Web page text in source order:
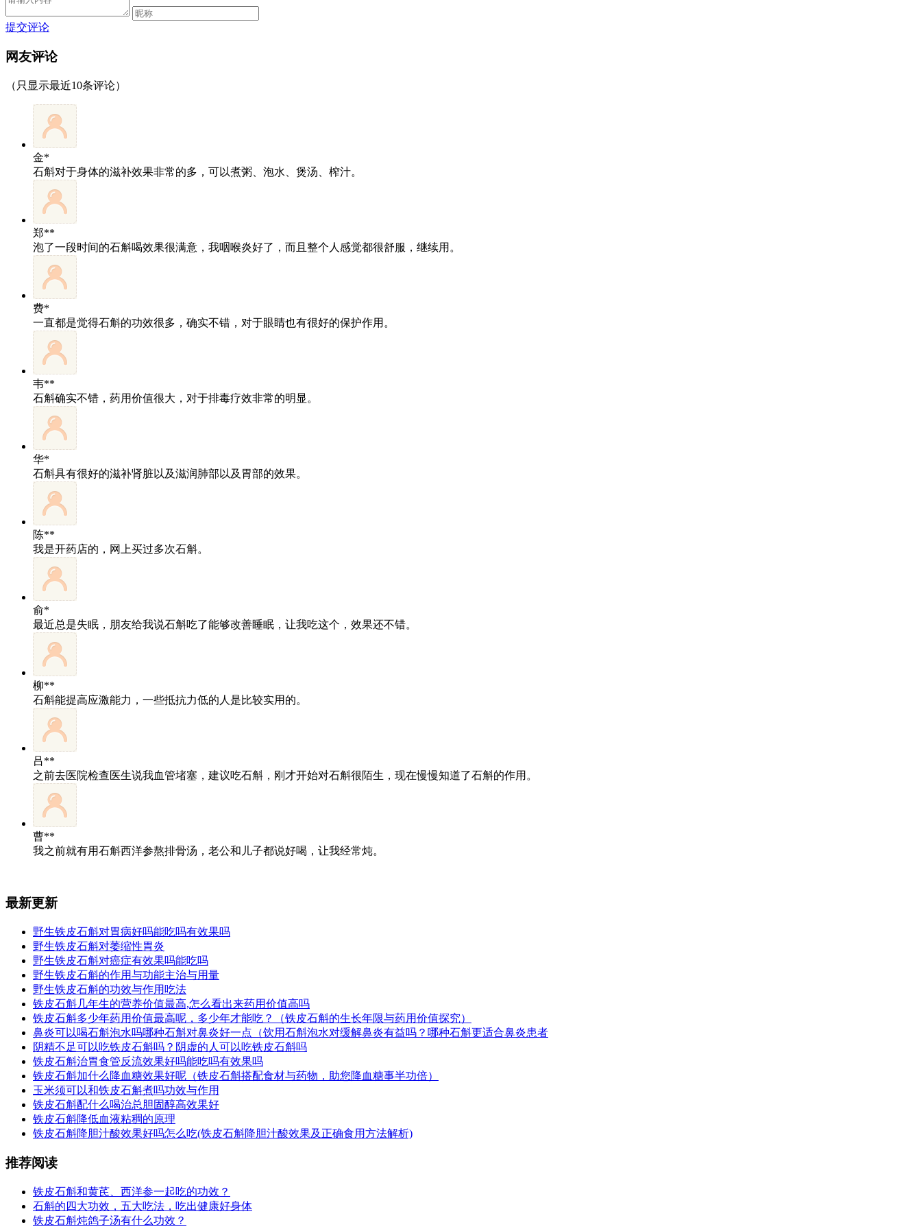
提交评论
网友评论
（只显示最近10条评论）
金*
石斛对于身体的滋补效果非常的多，可以煮粥、泡水、煲汤、榨汁。
郑**
泡了一段时间的石斛喝效果很满意，我咽喉炎好了，而且整个人感觉都很舒服，继续用。
费*
一直都是觉得石斛的功效很多，确实不错，对于眼睛也有很好的保护作用。
韦**
石斛确实不错，药用价值很大，对于排毒疗效非常的明显。
华*
石斛具有很好的滋补肾脏以及滋润肺部以及胃部的效果。
陈**
我是开药店的，网上买过多次石斛。
俞*
最近总是失眠，朋友给我说石斛吃了能够改善睡眠，让我吃这个，效果还不错。
柳**
石斛能提高应激能力，一些抵抗力低的人是比较实用的。
吕**
之前去医院检查医生说我血管堵塞，建议吃石斛，刚才开始对石斛很陌生，现在慢慢知道了石斛的作用。
曹**
我之前就有用石斛西洋参熬排骨汤，老公和儿子都说好喝，让我经常炖。
最新更新
野生铁皮石斛对胃病好吗能吃吗有效果吗
野生铁皮石斛对萎缩性胃炎
野生铁皮石斛对癌症有效果吗能吃吗
野生铁皮石斛的作用与功能主治与用量
野生铁皮石斛的功效与作用吃法
铁皮石斛几年生的营养价值最高,怎么看出来药用价值高吗
铁皮石斛多少年药用价值最高呢，多少年才能吃？（铁皮石斛的生长年限与药用价值探究）
鼻炎可以喝石斛泡水吗哪种石斛对鼻炎好一点（饮用石斛泡水对缓解鼻炎有益吗？哪种石斛更适合鼻炎患者
阴精不足可以吃铁皮石斛吗？阴虚的人可以吃铁皮石斛吗
铁皮石斛治胃食管反流效果好吗能吃吗有效果吗
铁皮石斛加什么降血糖效果好呢（铁皮石斛搭配食材与药物，助您降血糖事半功倍）
玉米须可以和铁皮石斛煮吗功效与作用
铁皮石斛配什么喝治总胆固醇高效果好
铁皮石斛降低血液粘稠的原理
铁皮石斛降胆汁酸效果好吗怎么吃(铁皮石斛降胆汁酸效果及正确食用方法解析)
推荐阅读
铁皮石斛和黄芪、西洋参一起吃的功效？
石斛的四大功效，五大吃法，吃出健康好身体
铁皮石斛炖鸽子汤有什么功效？